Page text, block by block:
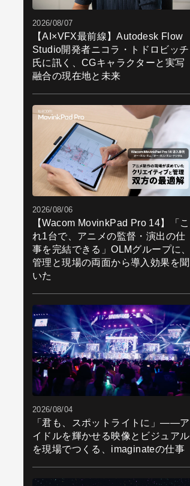
2026/08/07
【AI×VFX最前線】Autodesk Flow
Studio開発者ニコラ・トドロビッチ
氏に訊く、CGキャラクターと実写
融合の現在地と未来
2026/08/06
【Wacom MovinkPad Pro 14】「こ
れ1台で、アニメの監督・演出の仕
事を完結できる」OLMグループに、
管理と現場の両面から導入効果を聞
いた
2026/08/04
「君も、スポットライトに」――ア
イドルを輝かせる映像とビジュアル
を現場でつくる、imaginateの仕事